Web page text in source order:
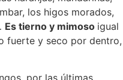
los higos morados,
Es tierno y mimoso igual
fuerte y seco por dentro,